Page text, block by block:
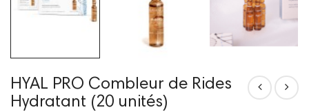
HYAL PRO Combleur de Rides
Hydratant (20 unités)